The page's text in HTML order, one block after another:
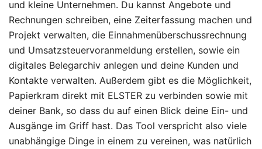
und kleine Unternehmen. Du kannst Angebote und
Rechnungen schreiben, eine Zeiterfassung machen und
Projekt verwalten, die Einnahmenüberschussrechnung
und Umsatzsteuervoranmeldung erstellen, sowie ein
digitales Belegarchiv anlegen und deine Kunden und
Kontakte verwalten. Außerdem gibt es die Möglichkeit,
Papierkram direkt mit ELSTER zu verbinden sowie mit
deiner Bank, so dass du auf einen Blick deine Ein- und
Ausgänge im Griff hast. Das Tool verspricht also viele
unabhängige Dinge in einem zu vereinen, was natürlich